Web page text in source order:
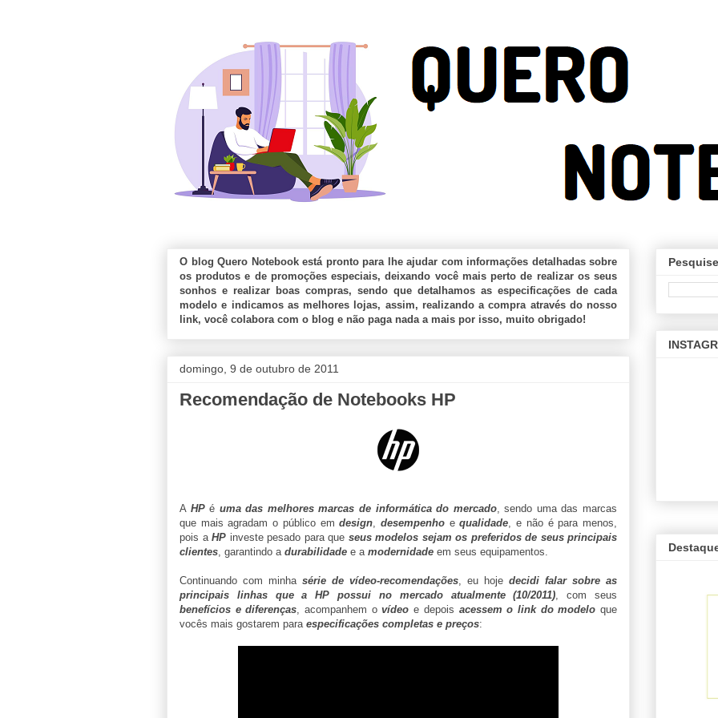
O blog Quero Notebook está pronto para lhe ajudar com informações detalhadas sobre
os produtos e de promoções especiais, deixando você mais perto de realizar os seus
sonhos e realizar boas compras, sendo que detalhamos as especificações de cada
modelo e indicamos as melhores lojas, assim, realizando a compra através do nosso
link, você colabora com o blog e não paga nada a mais por isso, muito obrigado!
domingo, 9 de outubro de 2011
Recomendação de Notebooks HP
A HPé uma das melhores marcas de informática do mercado, sendo uma das marcas
que mais agradam o público emdesign,desempenho equalidade, e não é para menos,
pois a HP investe pesado para que seus modelos sejam os preferidos de seus principais
clientes, garantindo adurabilidade e a modernidade em seus equipamentos.
Continuando com minha série de vídeo-recomendações, eu hoje decidi falar sobre as
principais linhas que a HP possui no mercado atualmente (10/2011), com seus
benefícios e diferenças, acompanhem ovídeoe depois acessem o link do modelo que
vocês mais gostarem para especificações completas e preços: